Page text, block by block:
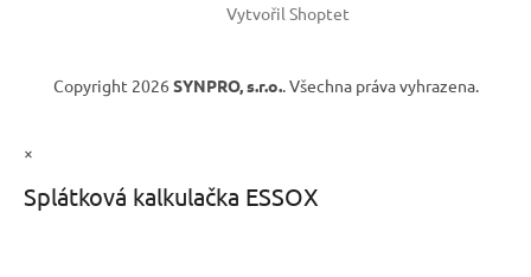
Vytvořil Shoptet
Copyright 2026 SYNPRO, s.r.o.. Všechna práva vyhrazena.
×
Splátková kalkulačka ESSOX